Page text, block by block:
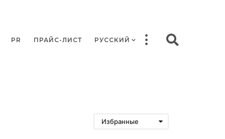
PR ПРАЙС-ЛИСТ РУССКИЙ
Избранные